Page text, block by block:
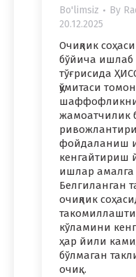
Bo'limsiz By
20.12.2025
Очиқлик
бўйича ишлаб
тўғрисида
қўмитаси
жамоатчилик
фойдаланиш
кенгайтириш
ишлар амалга
Белгиланган
очиқлик
кўламини
ҳар йили
бўлмаган
очиқ…